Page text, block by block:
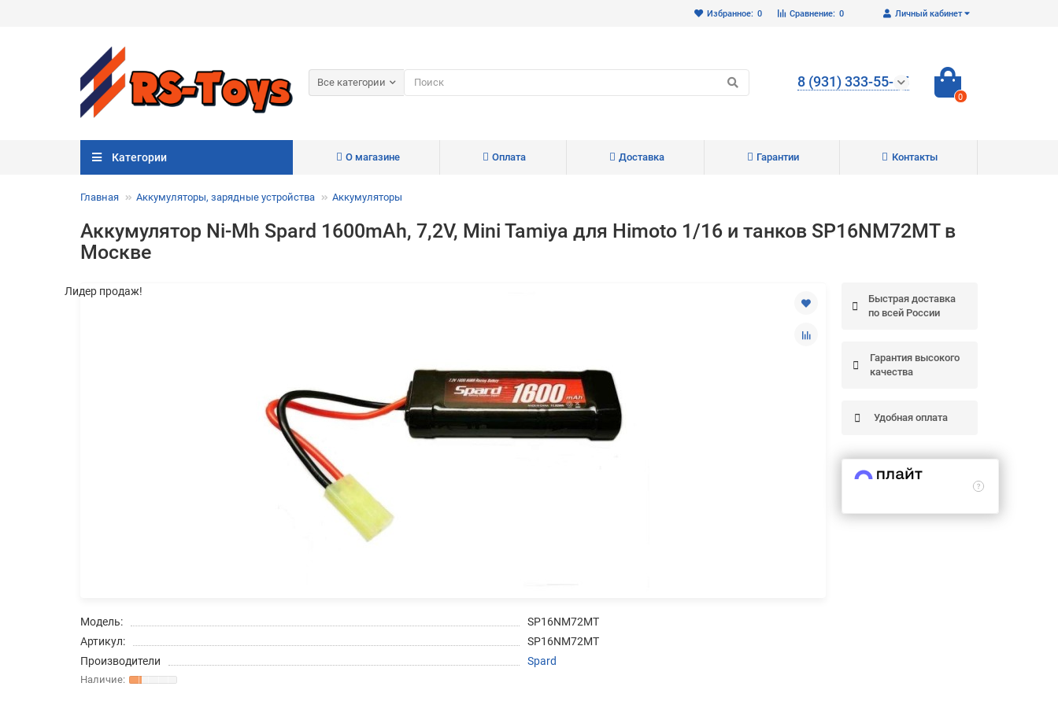
Личный кабинет
Сравнение: 0
Избранное: 0
Все категории 8 (931) 333-55-65
0
Категории О магазине Оплата Доставка Гарантии Контакты
Главная Аккумуляторы, зарядные устройства Аккумуляторы
Аккумулятор Ni-Mh Spard 1600mAh, 7,2V, Mini Tamiya для Himoto 1/16 и танков SP16NM72MT в
Москве
Лидер продаж!
Модель:
SP16NM72MT
Артикул:
SP16NM72MT
Производители
Spard
Быстрая доставка
по всей России
Гарантия высокого
качества
Удобная оплата
Закрыть
График платежей
25
Оплачивайте сегодня только
25% картой любого банка